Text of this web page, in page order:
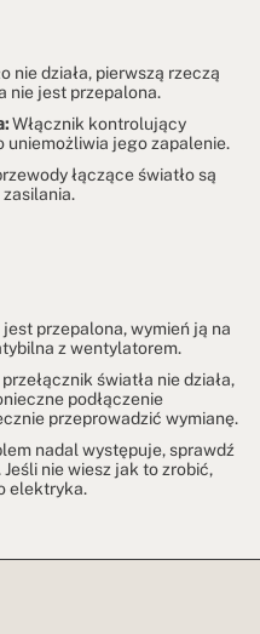
nie działa, pierwszą rzeczą
nie jest przepalona.
Włącznik kontrolujący
uniemożliwia jego zapalenie.
łączące światło są
zasilania.
jest przepalona, wymień ją na
z wentylatorem.
przełącznik światła nie działa,
podłączenie
przeprowadzić wymianę.
nadal występuje, sprawdź
nie wiesz jak to zrobić,
elektryka.